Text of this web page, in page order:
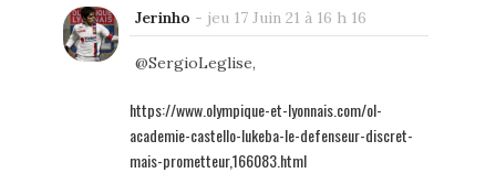
Jerinho - jeu 17 Juin 21 à 16 h 16
@SergioLeglise,
https://www.olympique-et-lyonnais.com/ol-
academie-castello-lukeba-le-defenseur-discret-
mais-prometteur,166083.html